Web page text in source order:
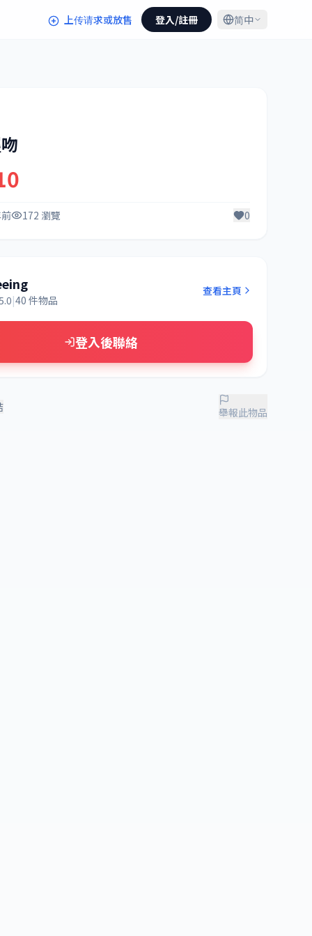
上传请求或放售 登入/註冊 简中
172 瀏覽 0
|40 件物品
查看主頁
登入後聯絡
舉報此物品